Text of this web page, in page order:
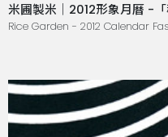
米圃製米｜2012形象月曆 -
Rice Garden - 2012 Calendar